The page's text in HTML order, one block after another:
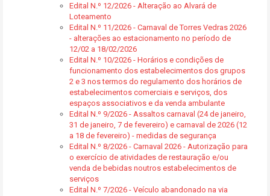
Edital N.º 12/2026 - Alteração ao Alvará de
Loteamento
Edital N.º 11/2026 - Carnaval de Torres Vedras 2026
- alterações ao estacionamento no período de
12/02 a 18/02/2026
Edital N.º 10/2026 - Horários e condições de
funcionamento dos estabelecimentos dos grupos
2 e 3 nos termos do regulamento dos horários de
estabelecimentos comerciais e serviços, dos
espaços associativos e da venda ambulante
Edital N.º 9/2026 - Assaltos carnaval (24 de janeiro,
31 de janeiro, 7 de fevereiro) e carnaval de 2026 (12
a 18 de fevereiro) - medidas de segurança
Edital N.º 8/2026 - Carnaval 2026 - Autorização para
o exercício de atividades de restauração e/ou
venda de bebidas noutros estabelecimentos de
serviços
Edital N.º 7/2026 - Veículo abandonado na via